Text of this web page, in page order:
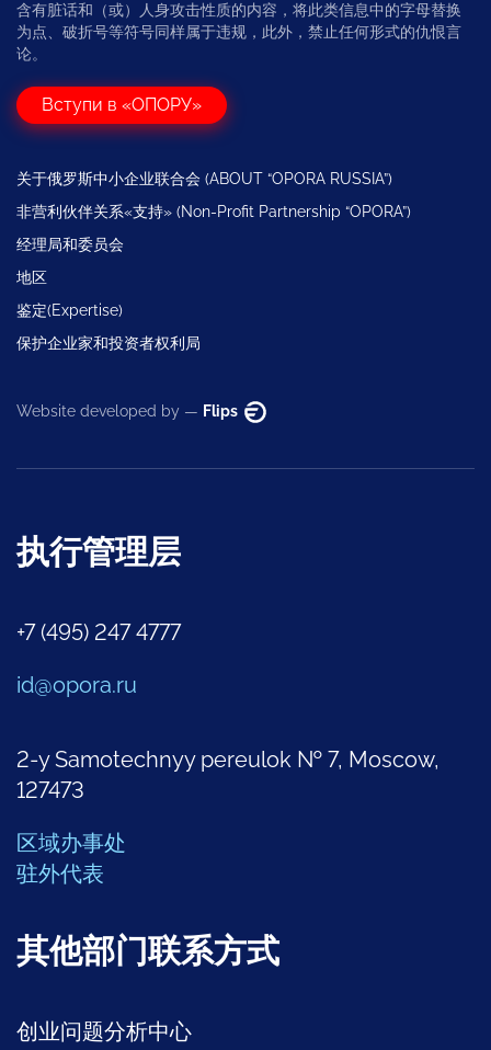
含有脏话和（或）人身攻击性质的内容，将此类信息中的字母替换
为点、破折号等符号同样属于违规，此外，禁止任何形式的仇恨言
论。
Вступи в «ОПОРУ»
关于俄罗斯中小企业联合会 (ABOUT “OPORA RUSSIA”)
非营利伙伴关系«支持» (Non-Profit Partnership “OPORA”)
经理局和委员会
地区
鉴定(Expertise)
保护企业家和投资者权利局
Website developed by — Flips
执行管理层
+7 (495) 247 4777
id@opora.ru
2-y Samotechnyy pereulok № 7, Moscow,
127473
区域办事处
驻外代表
其他部门联系方式
创业问题分析中心